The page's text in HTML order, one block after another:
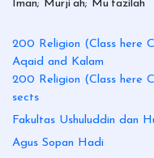
Iman; Murji’ah; Mu’tazilah
200 Religion (Class here
Aqaid and Kalam
200 Religion (Class here
sects
Fakultas Ushuluddin dan
Agus Sopan Hadi